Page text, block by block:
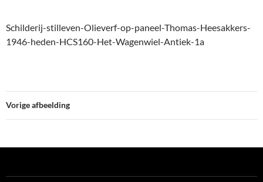
Schilderij-stilleven-Olieverf-op-paneel-Thomas-Heesakkers-
1946-heden-HCS160-Het-Wagenwiel-Antiek-1a
Vorige afbeelding